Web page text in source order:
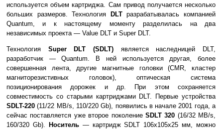
используется объем картриджа. Сам привод получается несколько
больших размеров. Технология
DLTразрабатывалась компанией
Quantum, и к настоящему моменту разделилась на два
независимых проекта — Value DLT и Super DLT.
Технология Super DLT (SDLT) является наследницей DLT,
разработчик — Quantum. В ней используется другая, более
совершенная лента, другие магнитные головки (CMR, кластер
магниторезистивных головок), оптическая система
позиционирования дорожек и др. При этом сохраняется
совместимость со старыми картриджами DLT. Первые устройства
SDLT-220 (11/22 MB/s, 110/220 Gb), появились в начале 2001 года, а
сейчас поставляется уже второе поколение SDLT 320 (16/32 MB/s,
160/320 Gb).
Носитель— картридж SDLT 106х105х25 мм, можно